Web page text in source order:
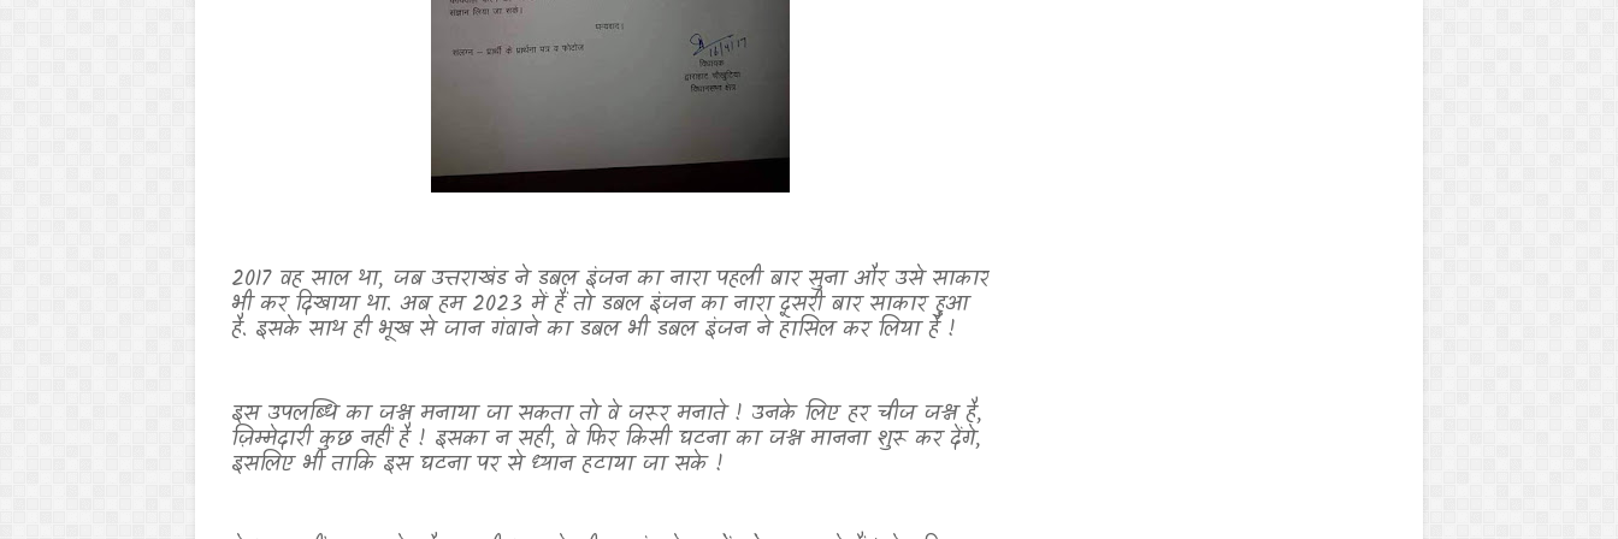
2017 वह साल था, जब उत्तराखंड ने डबल इंजन का नारा पहली बार सुना और उसे साकार
भी कर दिखाया था. अब हम 2023 में हैं तो डबल इंजन का नारा दूसरी बार साकार हुआ
है. इसके साथ ही भूख से जान गंवाने का डबल भी डबल इंजन ने हासिल कर लिया है !
इस उपलब्धि का जश्न मनाया जा सकता तो वे जरूर मनाते ! उनके लिए हर चीज जश्न है,
ज़िम्मेदारी कुछ नहीं है ! इसका न सही, वे फिर किसी घटना का जश्न मानना शुरू कर देंगे,
इसलिए भी ताकि इस घटना पर से ध्यान हटाया जा सके !